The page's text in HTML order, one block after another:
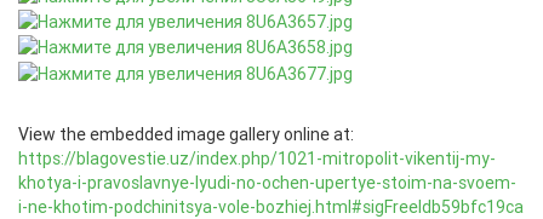
View the embedded image gallery online at:
https://blagovestie.uz/index.php/1021-mitropolit-vikentij-my-
khotya-i-pravoslavnye-lyudi-no-ochen-upertye-stoim-na-svoem-
i-ne-khotim-podchinitsya-vole-bozhiej.html#sigFreeIdb59bfc19ca